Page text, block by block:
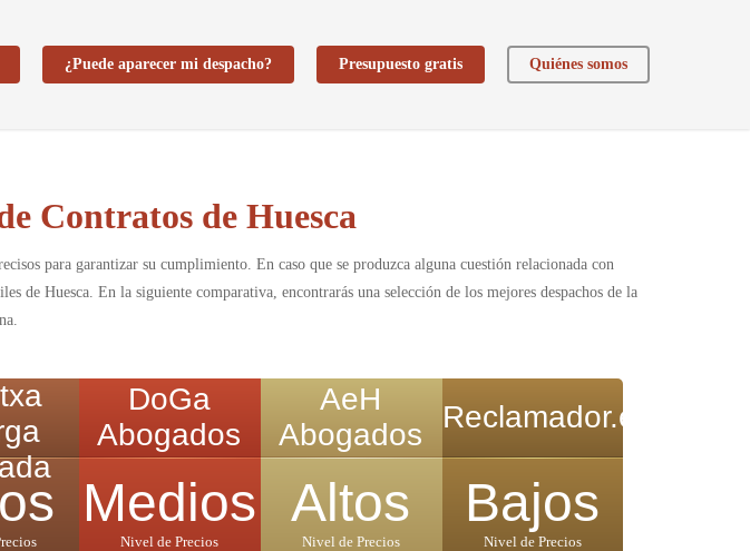
¿Puede aparecer mi despacho? Presupuesto gratis Quiénes somos
Contratos de Huesca
para garantizar su cumplimiento. En caso que se produzca alguna cuestión relacionada con
de Huesca. En la siguiente comparativa, encontrarás una selección de los mejores despachos de la
DoGa
Abogados
Medios
Nivel de Precios
AeH
Abogados
Altos
Nivel de Precios
Reclamador.es
Bajos
Nivel de Precios